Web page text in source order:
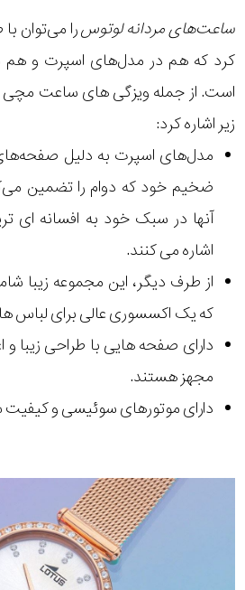
ساعت‌های مردانه لوتوسرا می‌توان
کرد که هم در مدل‌های اسپرت و
است. از جمله ویزگی های ساعت مچی
زیر اشاره کرد:
مدل‌های اسپرت به دلیل
ضخیم خود که دوام را تضمین
آنها در سبک خود به افسانه ای
اشاره می کنند.
از طرف دیگر، این مجموعه زیبا
که یک اکسسوری عالی برای لباس
دارای صفحه هایی با طراحی زیبا
مجهز هستند.
دارای موتورهای سوئیسی و